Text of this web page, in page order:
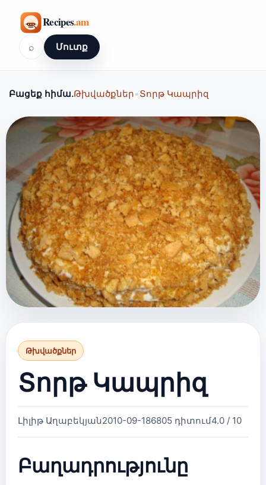
⌕ Մուտք
Բացեք հիմա.Թխվածքներ•Տորթ Կապրիզ
Թխվածքներ
Տորթ Կապրիզ
Լիլիթ Աղաբեկյան2010-09-186805 դիտում4.0 / 10
Բաղադրությունը